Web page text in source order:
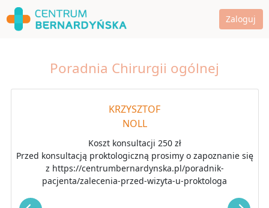
Zaloguj
Poradnia Chirurgii ogólnej
KRZYSZTOF
NOLL
Koszt konsultacji 250 zł
Przed konsultacją proktologiczną prosimy o zapoznanie się
z https://centrumbernardynska.pl/poradnik-
pacjenta/zalecenia-przed-wizyta-u-proktologa